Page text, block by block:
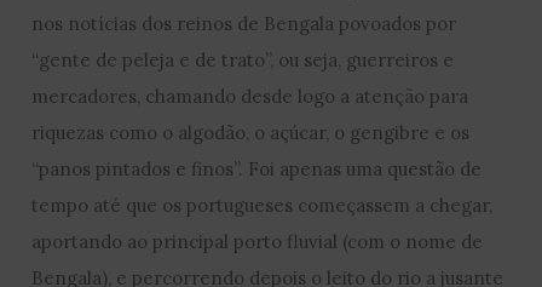
nos notícias dos reinos de Bengala povoados por
“gente de peleja e de trato”, ou seja, guerreiros e
mercadores, chamando desde logo a atenção para
riquezas como o algodão, o açúcar, o gengibre e os
“panos pintados e finos”. Foi apenas uma questão de
tempo até que os portugueses começassem a chegar,
aportando ao principal porto fluvial (com o nome de
Bengala), e percorrendo depois o leito do rio a jusante